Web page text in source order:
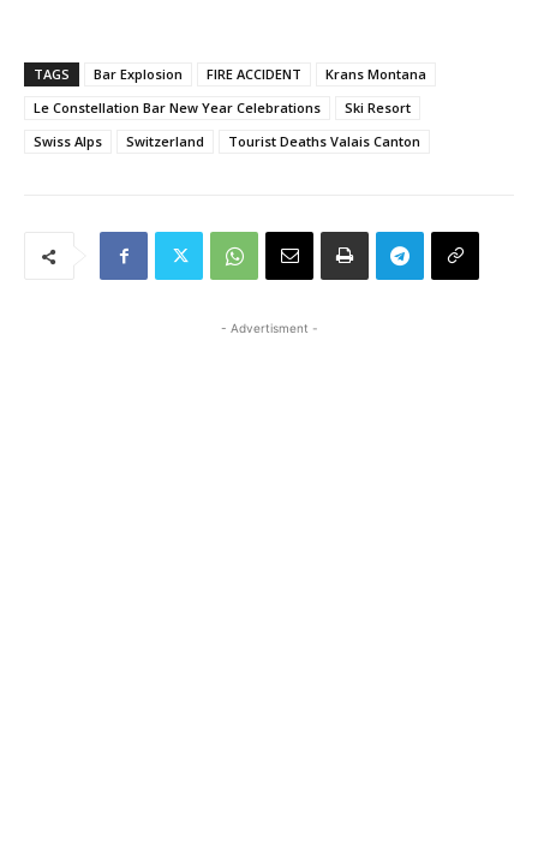
TAGS Bar Explosion FIRE ACCIDENT
Krans Montana
Le Constellation Bar New Year Celebrations
Ski Resort
Swiss Alps
Switzerland Tourist Deaths Valais Canton
- Advertisment -